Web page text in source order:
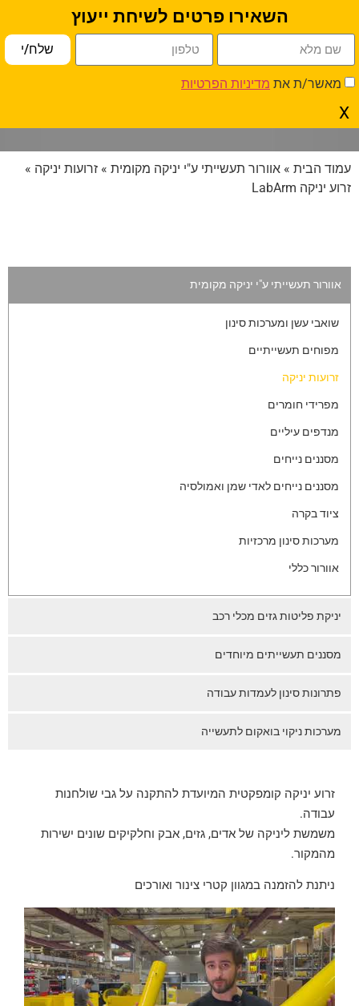
השאירו פרטים לשיחת ייעוץ
מאשר/ת את מדיניות הפרטיות
שלח/י
X
עמוד הבית » אוורור תעשייתי ע"י יניקה מקומית » זרועות יניקה »
זרוע יניקה LabArm
אוורור תעשייתי ע"י יניקה מקומית
שואבי עשן ומערכות סינון
מפוחים תעשייתיים
זרועות יניקה
מפרידי חומרים
מנדפים עיליים
מסננים נייחים
מסננים נייחים לאדי שמן ואמולסיה
ציוד בקרה
מערכות סינון מרכזיות
אוורור כללי
יניקת פליטות גזים מכלי רכב
מסננים תעשייתים מיוחדים
פתרונות סינון לעמדות עבודה
מערכות ניקוי בואקום לתעשייה
זרוע יניקה קומפקטית המיועדת להתקנה על גבי שולחנות
עבודה.
משמשת ליניקה של אדים, גזים, אבק וחלקיקים שונים ישירות
מהמקור.
ניתנת להזמנה במגוון קטרי צינור ואורכים
פתח סרגל נגישות